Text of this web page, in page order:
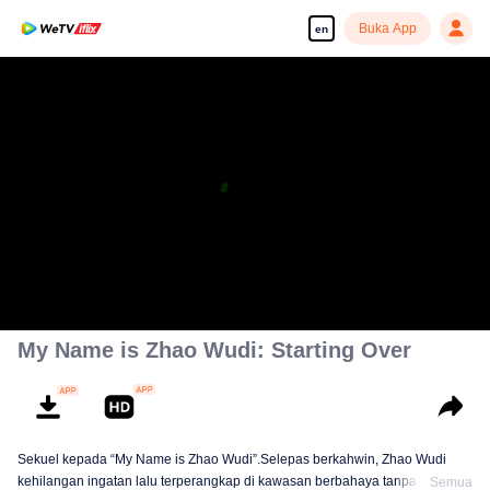
en Buka App
My Name is Zhao Wudi: Starting Over
Sekuel kepada “My Name is Zhao Wudi”.Selepas berkahwin, Zhao Wudi
kehilangan ingatan lalu terperangkap di kawasan berbahaya tanpa
Semua